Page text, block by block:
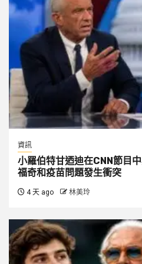
資訊
小羅伯特甘迺迪在CNN節目
福奇和疫苗問題發生衝突
4 天 ago 林美玲